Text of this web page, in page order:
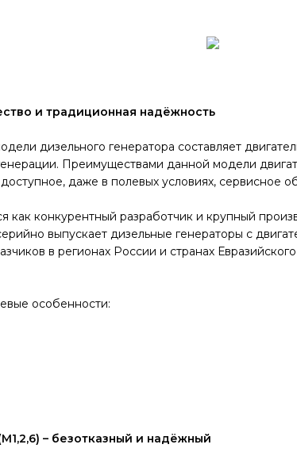
и традиционная надёжность
дизельного генератора составляет
Преимуществами данной модели
даже в полевых условиях, сервисное
как конкурентный разработчик и крупный
выпускает дизельные генераторы с
в регионах России и странах
особенности:
– безотказный и надёжный